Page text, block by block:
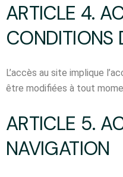
ARTICLE 4.
CONDITIONS
L’accès au site implique
être modifiées à tout
ARTICLE 5.
NAVIGATION